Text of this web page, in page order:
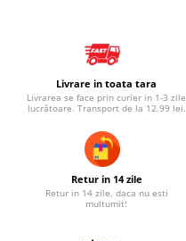
Nisip kinetic
Pictura, modelaj si accesorii
Tarcuri si corturi
Tarc joaca copii
Tarc joaca bebe
Tarc joaca cu bile
Corturi copii
Livrare in toata tara
Livrarea se face prin curier in 1-3 zile
lucrătoare. Transport de la 12.99 lei.
Retur in 14 zile
Retur in 14 zile, daca nu esti
multumit!